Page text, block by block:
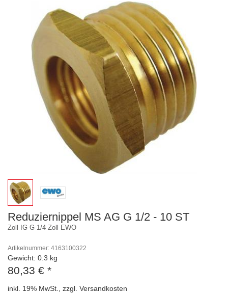
Reduziernippel MS AG G 1/2 - 10 ST
Zoll IG G 1/4 Zoll EWO
Artikelnummer: 4163100322
Gewicht: 0.3 kg
80,33 € *
inkl. 19% MwSt., zzgl. Versandkosten